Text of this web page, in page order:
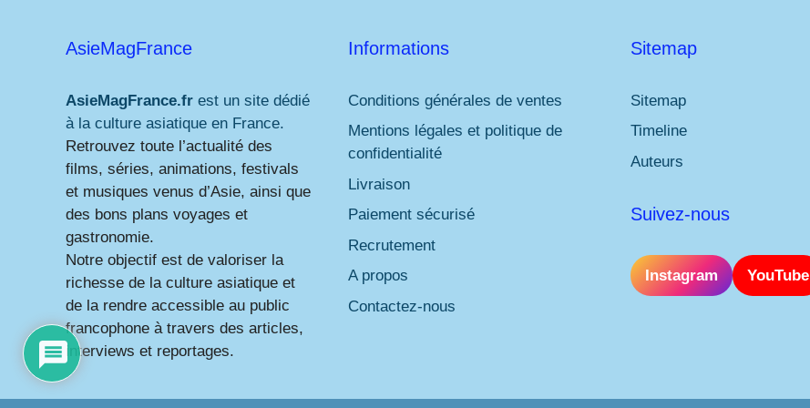
AsieMagFrance
AsieMagFrance.fr est un site dédié
à la culture asiatique en France.
Retrouvez toute l’actualité des
films, séries, animations, festivals
et musiques venus d’Asie, ainsi que
des bons plans voyages et
gastronomie.
Notre objectif est de valoriser la
richesse de la culture asiatique et
de la rendre accessible au public
francophone à travers des articles,
interviews et reportages.
Informations
Conditions générales de ventes
Mentions légales et politique de
confidentialité
Livraison
Paiement sécurisé
Recrutement
A propos
Contactez-nous
Sitemap
Sitemap
Timeline
Auteurs
Suivez-nous
Instagram YouTube